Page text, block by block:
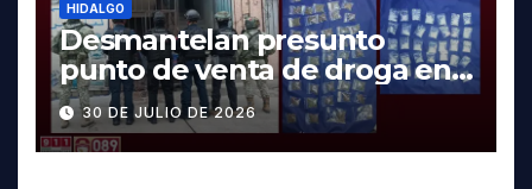
HIDALGO
Desmantelan presunto
punto de venta de droga en
Pachuca; hay dos detenidos
30 DE JULIO DE 2026